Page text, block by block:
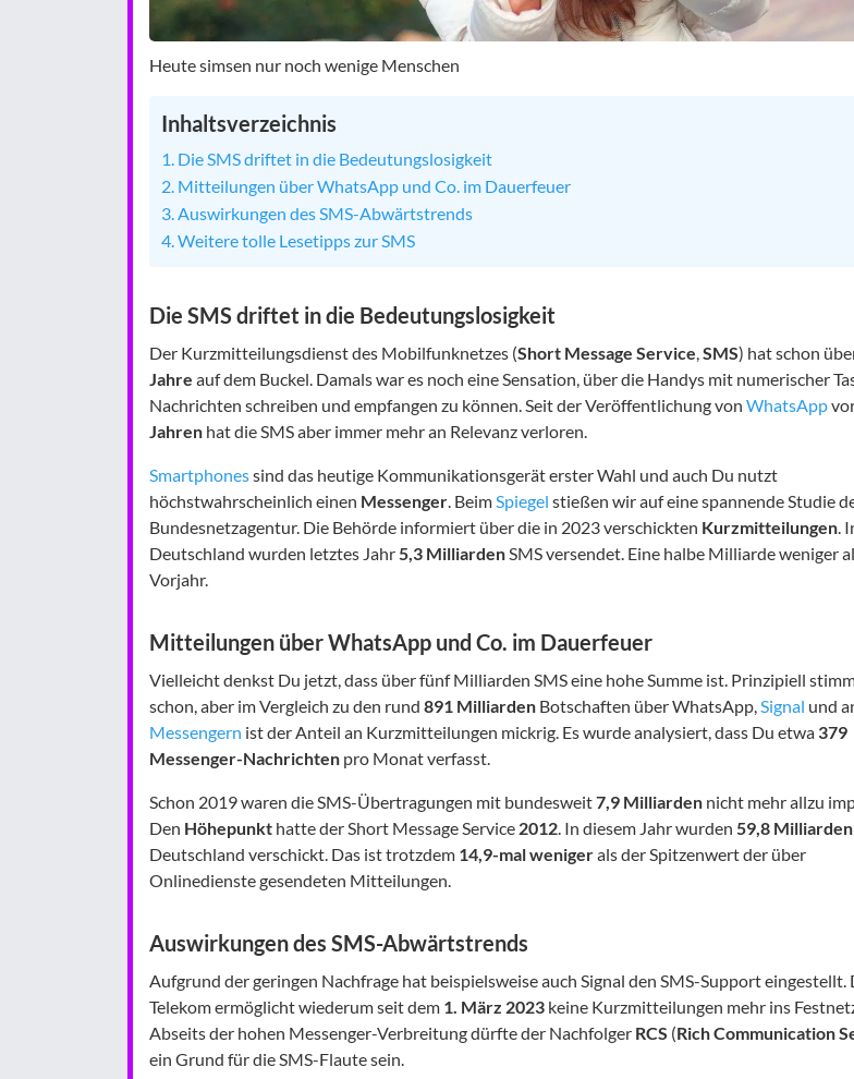
Heute simsen nur noch wenige Menschen
Inhaltsverzeichnis
Die SMS driftet in die Bedeutungslosigkeit
Mitteilungen über WhatsApp und Co. im Dauerfeuer
Auswirkungen des SMS-Abwärtstrends
Weitere tolle Lesetipps zur SMS
Die SMS driftet in die Bedeutungslosigkeit
Der Kurzmitteilungsdienst des Mobilfunknetzes (Short Message Service,SMS) hat schon
Jahre auf dem Buckel. Damals war es noch eine Sensation, über die Handys mit numerischer
Nachrichten schreiben und empfangen zu können. Seit der Veröffentlichung von WhatsApp
Jahren hat die SMS aber immer mehr an Relevanz verloren.
Smartphonessind das heutige Kommunikationsgerät erster Wahl und auch Du nutzt
höchstwahrscheinlich einen Messenger. BeimSpiegel stießen wir auf eine spannende Studie
Bundesnetzagentur. Die Behörde informiert über die in 2023 verschickten Kurzmitteilungen.
Deutschland wurden letztes Jahr5,3 MilliardenSMS versendet. Eine halbe Milliarde weniger
Vorjahr.
Mitteilungen über WhatsApp und Co. im Dauerfeuer
Vielleicht denkst Du jetzt, dass über fünf Milliarden SMS eine hohe Summe ist. Prinzipiell
schon, aber im Vergleich zu den rund 891 Milliarden Botschaften über WhatsApp,Signal und
Messengern ist der Anteil an Kurzmitteilungen mickrig. Es wurde analysiert, dass Du etwa 379
Messenger-Nachrichten pro Monat verfasst.
Schon 2019 waren die SMS-Übertragungen mit bundesweit7,9 Milliarden nicht mehr allzu
Den Höhepunkt hatte der Short Message Service 2012. In diesem Jahr wurden 59,8 Milliarden
Deutschland verschickt. Das ist trotzdem 14,9-mal wenigerals der Spitzenwert der über
Onlinedienste gesendeten Mitteilungen.
Auswirkungen des SMS-Abwärtstrends
Aufgrund der geringen Nachfrage hat beispielsweise auch Signal den SMS-Support eingestellt.
Telekom ermöglicht wiederum seit dem 1. März 2023 keine Kurzmitteilungen mehr ins
Abseits der hohen Messenger-Verbreitung dürfte der Nachfolger RCS (Rich Communication
ein Grund für die SMS-Flaute sein.